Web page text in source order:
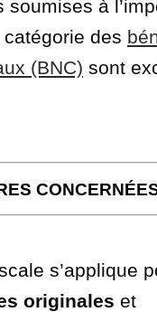
soumises à
des
(BNC) sont
s’applique
originales et